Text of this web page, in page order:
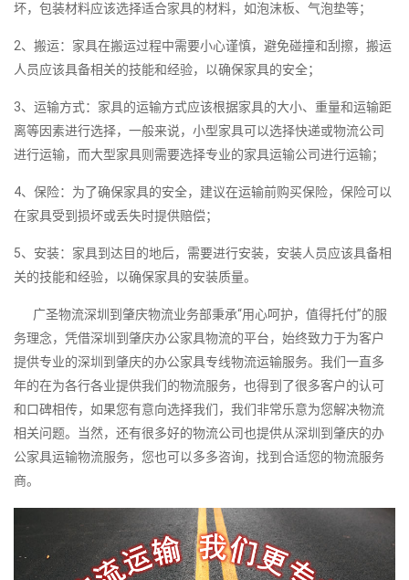
坏，包装材料应该选择适合家具的材料，如泡沫板、气泡垫等；
2、搬运：家具在搬运过程中需要小心谨慎，避免碰撞和刮擦，搬运
人员应该具备相关的技能和经验，以确保家具的安全；
3、运输方式：家具的运输方式应该根据家具的大小、重量和运输距
离等因素进行选择，一般来说，小型家具可以选择快递或物流公司
进行运输，而大型家具则需要选择专业的家具运输公司进行运输；
4、保险：为了确保家具的安全，建议在运输前购买保险，保险可以
在家具受到损坏或丢失时提供赔偿；
5、安装：家具到达目的地后，需要进行安装，安装人员应该具备相
关的技能和经验，以确保家具的安装质量。
广圣物流深圳到肇庆物流业务部秉承“用心呵护，值得托付”的服
务理念，凭借深圳到肇庆办公家具物流的平台，始终致力于为客户
提供专业的深圳到肇庆的办公家具专线物流运输服务。我们一直多
年的在为各行各业提供我们的物流服务，也得到了很多客户的认可
和口碑相传，如果您有意向选择我们，我们非常乐意为您解决物流
相关问题。当然，还有很多好的物流公司也提供从深圳到肇庆的办
公家具运输物流服务，您也可以多多咨询，找到合适您的物流服务
商。